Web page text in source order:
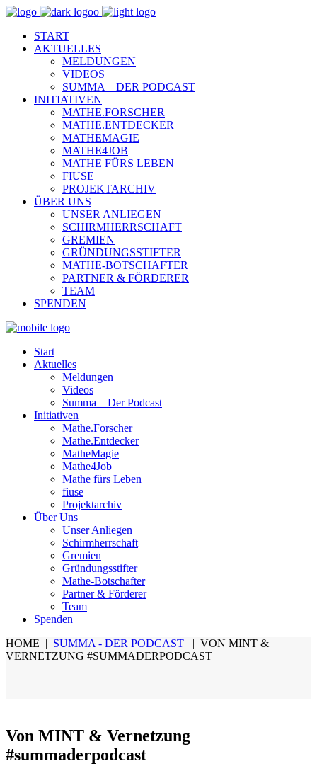
START
AKTUELLES
MELDUNGEN
VIDEOS
SUMMA – DER PODCAST
INITIATIVEN
MATHE.FORSCHER
MATHE.ENTDECKER
MATHEMAGIE
MATHE4JOB
MATHE FÜRS LEBEN
FIUSE
PROJEKTARCHIV
ÜBER UNS
UNSER ANLIEGEN
SCHIRMHERRSCHAFT
GREMIEN
GRÜNDUNGSSTIFTER
MATHE-BOTSCHAFTER
PARTNER & FÖRDERER
TEAM
SPENDEN
Start
Aktuelles
Meldungen
Videos
Summa – Der Podcast
Initiativen
Mathe.Forscher
Mathe.Entdecker
MatheMagie
Mathe4Job
Mathe fürs Leben
fiuse
Projektarchiv
Über Uns
Unser Anliegen
Schirmherrschaft
Gremien
Gründungsstifter
Mathe-Botschafter
Partner & Förderer
Team
Spenden
HOME | SUMMA - DER PODCAST | VON MINT &
VERNETZUNG #SUMMADERPODCAST
Von MINT & Vernetzung
#summaderpodcast